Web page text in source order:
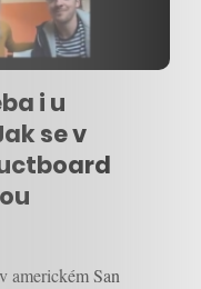
i u
se v
americkém San